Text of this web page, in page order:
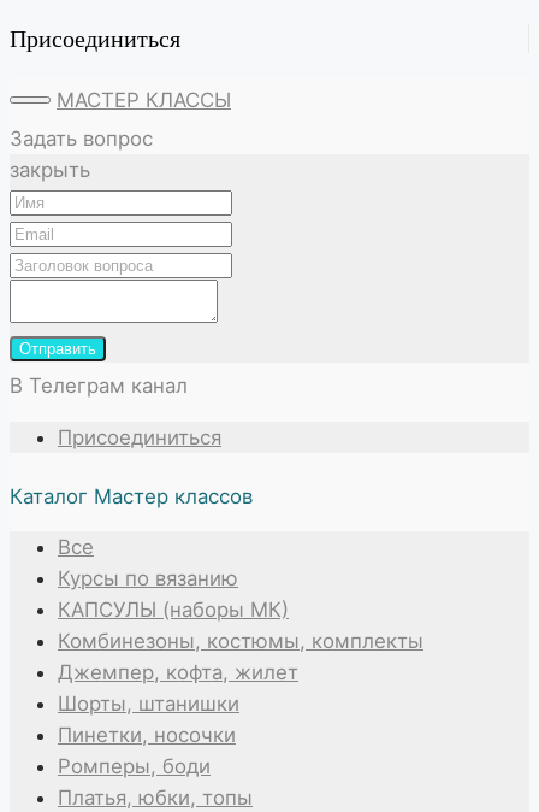
Присоединиться
МАСТЕР КЛАССЫ
Задать вопрос
закрыть
Отправить
В Телеграм канал
Присоединиться
Каталог Мастер классов
Все
Курсы по вязанию
КАПСУЛЫ (наборы МК)
Комбинезоны, костюмы, комплекты
Джемпер, кофта, жилет
Шорты, штанишки
Пинетки, носочки
Ромперы, боди
Платья, юбки, топы